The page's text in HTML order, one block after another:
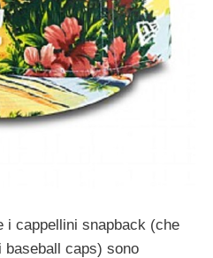
i cappellini snapback (che
caps) sono